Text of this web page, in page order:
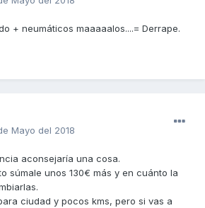
+ neumáticos maaaaalos....= Derrape.
Mayo del 2018
aconsejaría una cosa.
súmale unos 130€ más y en cuánto la
ciudad y pocos kms, pero si vas a